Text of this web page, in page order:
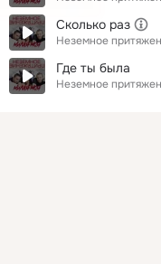
Сколько раз
Неземное
Где ты была
Неземное